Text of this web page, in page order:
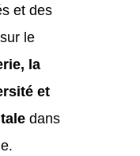
et des
le
la
et
dans